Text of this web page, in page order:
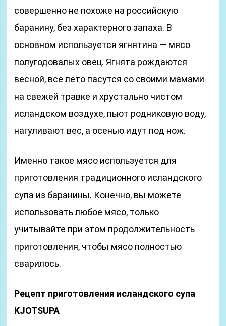
совершенно не похоже на российскую
баранину, без характерного запаха. В
основном используется ягнятина — мясо
полугодовалых овец. Ягнята рождаются
весной, все лето пасутся со своими мамами
на свежей травке и хрустально чистом
исландском воздухе, пьют родниковую воду,
нагуливают вес, а осенью идут под нож.
Именно такое мясо используется для
приготовления традиционного исландского
супа из баранины. Конечно, вы можете
использовать любое мясо, только
учитывайте при этом продолжительность
приготовления, чтобы мясо полностью
сварилось.
Рецепт приготовления исландского супа
KJOTSUPA